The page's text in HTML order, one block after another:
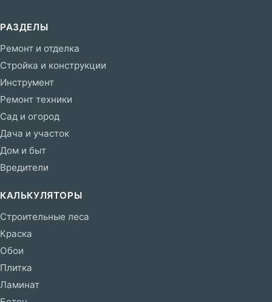
РАЗДЕЛЫ
Ремонт и отделка
Стройка и конструкции
Инструмент
Ремонт техники
Сад и огород
Дача и участок
Дом и быт
Вредители
КАЛЬКУЛЯТОРЫ
Строительные леса
Краска
Обои
Плитка
Ламинат